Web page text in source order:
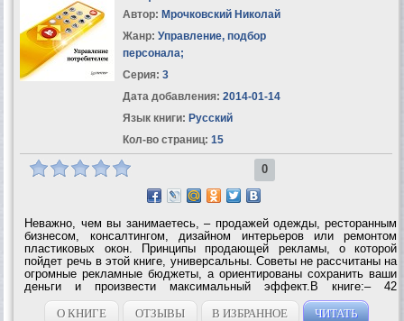
Автор: Мрочковский Николай
Жанр: Управление, подбор
персонала;
Серия: 3
Дата добавления: 2014-01-14
Язык книги: Русский
Кол-во страниц: 15
0
Неважно, чем вы занимаетесь, – продажей одежды, ресторанным
бизнесом, консалтингом, дизайном интерьеров или ремонтом
пластиковых окон. Принципы продающей рекламы, о которой
пойдет речь в этой книге, универсальны. Советы не рассчитаны на
огромные рекламные бюджеты, а ориентированы сохранить ваши
деньги и произвести максимальный эффект.В книге:– 42
рекламных секрета, которые вы сможете использовать уже
сегодня;– составление...
О КНИГЕ ОТЗЫВЫ В ИЗБРАННОЕ ЧИТАТЬ